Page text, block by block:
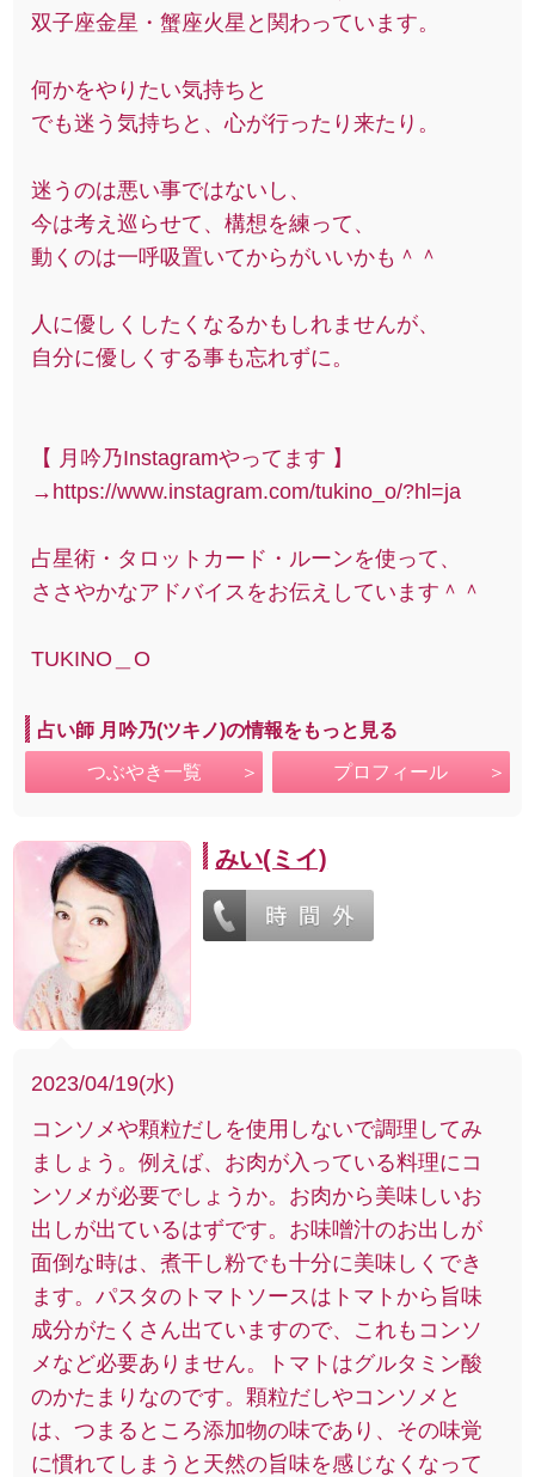
双子座金星・蟹座火星と関わっています。
何かをやりたい気持ちと
でも迷う気持ちと、心が行ったり来たり。
迷うのは悪い事ではないし、
今は考え巡らせて、構想を練って、
動くのは一呼吸置いてからがいいかも＾＾
人に優しくしたくなるかもしれませんが、
自分に優しくする事も忘れずに。
【 月吟乃Instagramやってます 】
→https://www.instagram.com/tukino_o/?hl=ja
占星術・タロットカード・ルーンを使って、
ささやかなアドバイスをお伝えしています＾＾
TUKINO＿O
占い師 月吟乃(ツキノ)の情報をもっと見る
つぶやき一覧 プロフィール
みい(ミイ)
2023/04/19(水)
コンソメや顆粒だしを使用しないで調理してみ
ましょう。例えば、お肉が入っている料理にコ
ンソメが必要でしょうか。お肉から美味しいお
出しが出ているはずです。お味噌汁のお出しが
面倒な時は、煮干し粉でも十分に美味しくでき
ます。パスタのトマトソースはトマトから旨味
成分がたくさん出ていますので、これもコンソ
メなど必要ありません。トマトはグルタミン酸
のかたまりなのです。顆粒だしやコンソメと
は、つまるところ添加物の味であり、その味覚
に慣れてしまうと天然の旨味を感じなくなって